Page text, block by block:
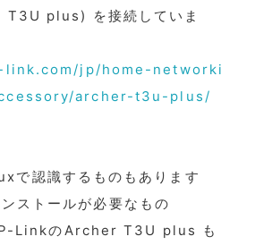
plus) を接続していま
jp/home-networki
archer-t3u-plus/
で認識するものもあります
ストールが必要なもの
LinkのArcher T3U plus も